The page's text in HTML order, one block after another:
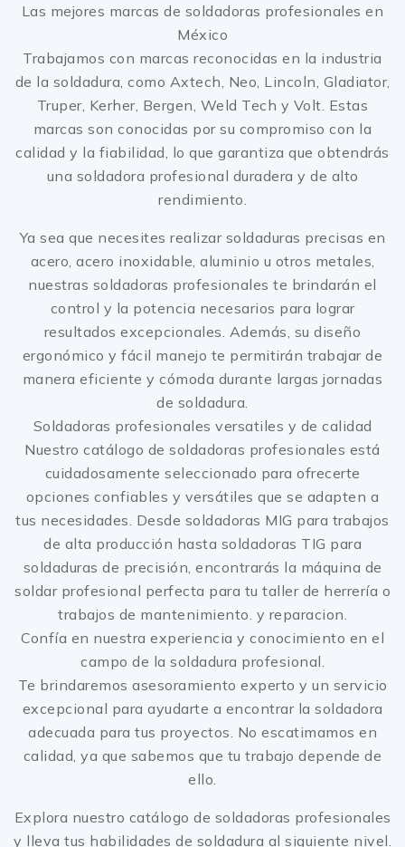
Las mejores marcas de soldadoras profesionales en
México
Trabajamos con marcas reconocidas en la industria
de la soldadura, como Axtech, Neo, Lincoln, Gladiator,
Truper, Kerher, Bergen, Weld Tech y Volt. Estas
marcas son conocidas por su compromiso con la
calidad y la fiabilidad, lo que garantiza que obtendrás
una soldadora profesional duradera y de alto
rendimiento.
Ya sea que necesites realizar soldaduras precisas en
acero, acero inoxidable, aluminio u otros metales,
nuestras soldadoras profesionales te brindarán el
control y la potencia necesarios para lograr
resultados excepcionales. Además, su diseño
ergonómico y fácil manejo te permitirán trabajar de
manera eficiente y cómoda durante largas jornadas
de soldadura.
Soldadoras profesionales versatiles y de calidad
Nuestro catálogo de soldadoras profesionales está
cuidadosamente seleccionado para ofrecerte
opciones confiables y versátiles que se adapten a
tus necesidades. Desde soldadoras MIG para trabajos
de alta producción hasta soldadoras TIG para
soldaduras de precisión, encontrarás la máquina de
soldar profesional perfecta para tu taller de herrería o
trabajos de mantenimiento. y reparacion.
Confía en nuestra experiencia y conocimiento en el
campo de la soldadura profesional.
Te brindaremos asesoramiento experto y un servicio
excepcional para ayudarte a encontrar la soldadora
adecuada para tus proyectos. No escatimamos en
calidad, ya que sabemos que tu trabajo depende de
ello.
Explora nuestro catálogo de soldadoras profesionales
y lleva tus habilidades de soldadura al siguiente nivel.